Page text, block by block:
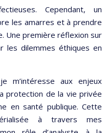
Cependant, un
les amarres et à prendre
Une première réflexion sur
les dilemmes éthiques en
m’intéresse aux enjeux
protection de la vie privée
en santé publique. Cette
à travers mes